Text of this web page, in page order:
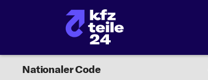
Nationaler Code